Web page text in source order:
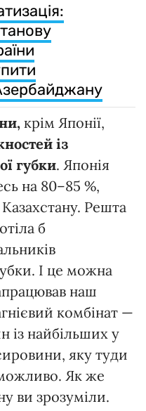
крім Японії,
із
губки. Японія
на 80–85 %,
Решта
б
І це можна
наш
комбінат —
із найбільших у
яку туди
Як же
ви зрозуміли.